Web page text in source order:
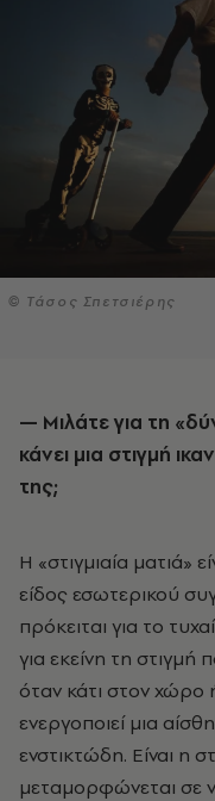
© Τάσος Σπετσιέρης
— Μιλάτε για τη «δύναμη της στιγμιαίας ματιάς». Τι
κάνει μια στιγμή
της;
Η «στιγμιαία ματιά»
είδος εσωτερικού
πρόκειται για το
για εκείνη τη
όταν κάτι στον
ενεργοποιεί μια
ενστικτώδη. Είναι η
μεταμορφώνεται σε